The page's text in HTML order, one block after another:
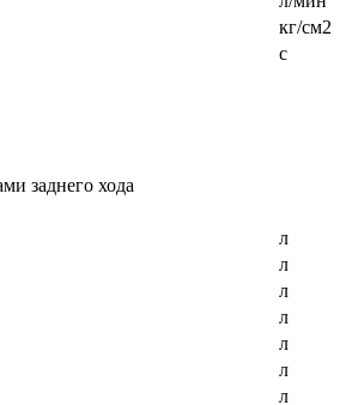
кг/см2
с
заднего хода
л
л
л
л
л
л
л